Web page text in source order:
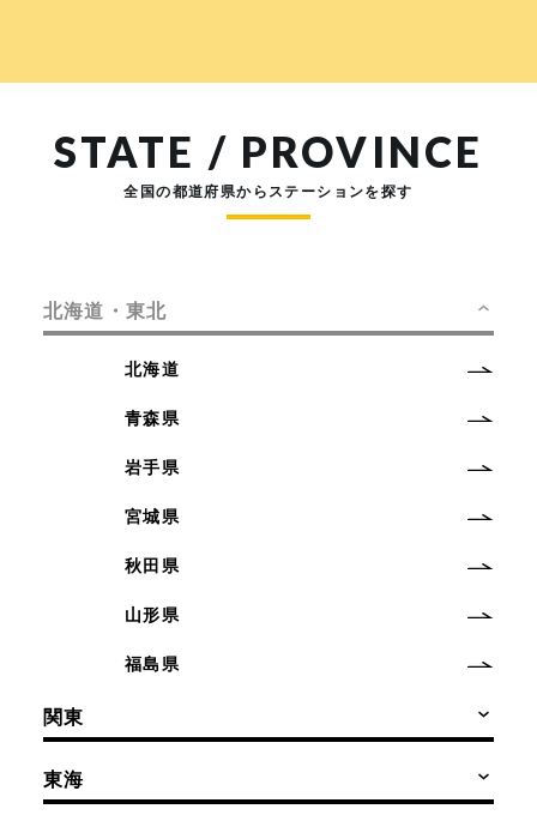
STATE / PROVINCE
全国の都道府県からステーションを探す
北海道・東北
北海道
青森県
岩手県
宮城県
秋田県
山形県
福島県
関東
東海